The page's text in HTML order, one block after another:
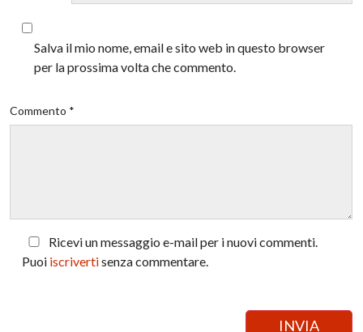
Salva il mio nome, email e sito web in questo browser
per la prossima volta che commento.
Commento *
Ricevi un messaggio e-mail per i nuovi commenti.
Puoi iscrivertisenza commentare.